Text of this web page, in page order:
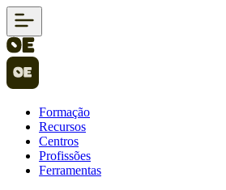
Formação
Recursos
Centros
Profissões
Ferramentas